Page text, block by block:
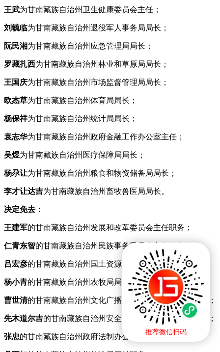
推荐微信扫码
王武为甘南藏族自治州卫生健康委员会主任；
刘毓临为甘南藏族自治州退役军人事务局局长；
阮民湘为甘南藏族自治州应急管理局局长；
罗藏扎西为甘南藏族自治州林业和草原局局长；
王国庆为甘南藏族自治州市场监督管理局局长；
欧杰草为甘南藏族自治州体育局局长；
杨保祥为甘南藏族自治州统计局局长；
袁志华为甘南藏族自治州政府金融工作办公室主任；
吴煜为甘南藏族自治州医疗保障局局长；
杨尕让为甘南藏族自治州粮食和物资储备局局长；
李才让达吉为甘南藏族自治州畜牧兽医局局长。
决定免去：
王建军的甘南藏族自治州发展和改革委员会主任职务；
仁青东智的甘南藏族自治州民族事务委员会主任职务；
吕宏彦的甘南藏族自治州国土资源局局长职务；
杨小青的甘南藏族自治州农牧局局长职务；
曹世清的甘南藏族自治州文化广播影视新闻出版局局长职务；
先木道尔吉的甘南藏族自治州安全生产监督管理局局长职务；
张忠的甘南藏族自治州政府法制办公室主任职务；